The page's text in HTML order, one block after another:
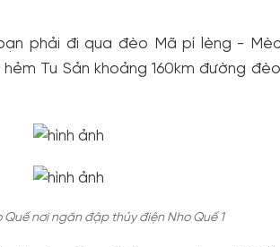
phải đi qua đèo Mã pí lèng -
Tu Sản khoảng 160km đường
Quế nơi ngăn đập thủy điện Nho Quế 1